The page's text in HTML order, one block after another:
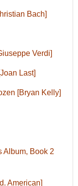
Bach]
Verdi]
Last]
[Bryan Kelly]
Album, Book 2
American]